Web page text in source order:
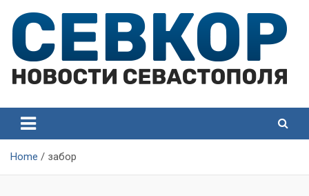
content
Севастополя
Севастополя
Home забор